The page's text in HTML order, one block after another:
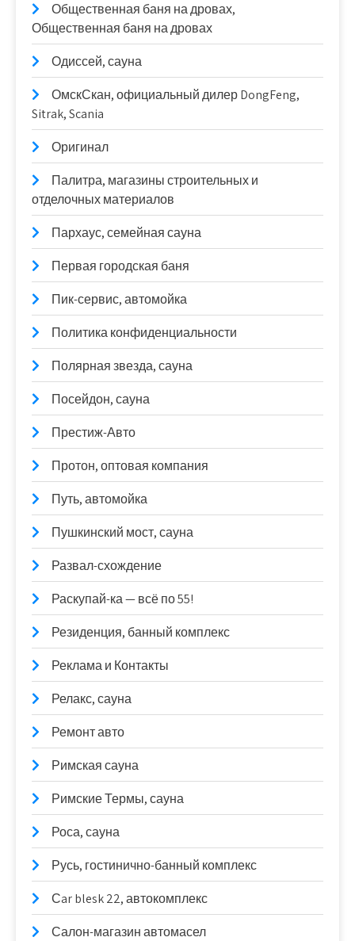
Общественная баня на дровах,
Общественная баня на дровах
Одиссей, сауна
ОмскСкан, официальный дилер DongFeng,
Sitrak, Scania
Оригинал
Палитра, магазины строительных и
отделочных материалов
Пархаус, семейная сауна
Первая городская баня
Пик-сервис, автомойка
Политика конфиденциальности
Полярная звезда, сауна
Посейдон, сауна
Престиж-Авто
Протон, оптовая компания
Путь, автомойка
Пушкинский мост, сауна
Развал-схождение
Раскупай-ка — всё по 55!
Резиденция, банный комплекс
Реклама и Контакты
Релакс, сауна
Ремонт авто
Римская сауна
Римские Термы, сауна
Роса, сауна
Русь, гостинично-банный комплекс
Сar blesk 22, автокомплекс
Салон-магазин автомасел